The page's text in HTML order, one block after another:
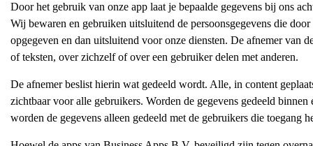
Door het gebruik van onze app laat je bepaalde gegevens bij ons
Wij bewaren en gebruiken uitsluitend de persoonsgegevens die
opgegeven en dan uitsluitend voor onze diensten. De afnemer van
of teksten, over zichzelf of over een gebruiker delen met anderen.
De afnemer beslist hierin wat gedeeld wordt. Alle, in content
zichtbaar voor alle gebruikers. Worden de gegevens gedeeld binnen
worden de gegevens alleen gedeeld met de gebruikers die toegang